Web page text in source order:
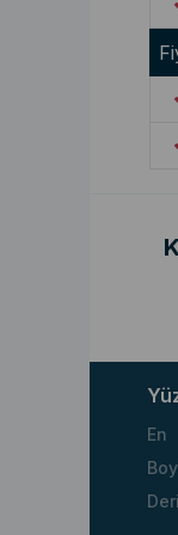
En
Boy